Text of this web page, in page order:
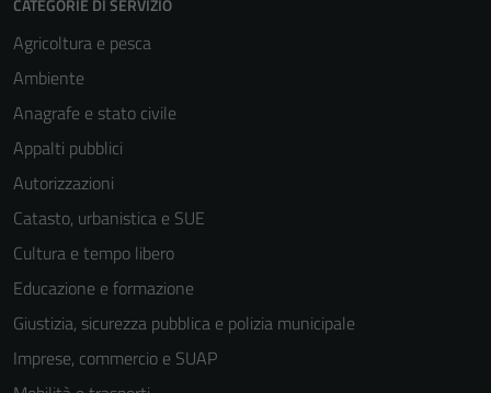
CATEGORIE DI SERVIZIO
Agricoltura e pesca
Ambiente
Anagrafe e stato civile
Appalti pubblici
Autorizzazioni
Catasto, urbanistica e SUE
Cultura e tempo libero
Educazione e formazione
Giustizia, sicurezza pubblica e polizia municipale
Imprese, commercio e SUAP